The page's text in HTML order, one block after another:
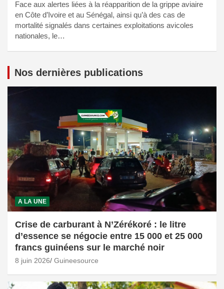
Face aux alertes liées à la réapparition de la grippe aviaire
en Côte d’Ivoire et au Sénégal, ainsi qu’à des cas de
mortalité signalés dans certaines exploitations avicoles
nationales, le…
Nos dernières publications
A LA UNE
Crise de carburant à N’Zérékoré : le litre
d’essence se négocie entre 15 000 et 25 000
francs guinéens sur le marché noir
8 juin 2026 Guineesource